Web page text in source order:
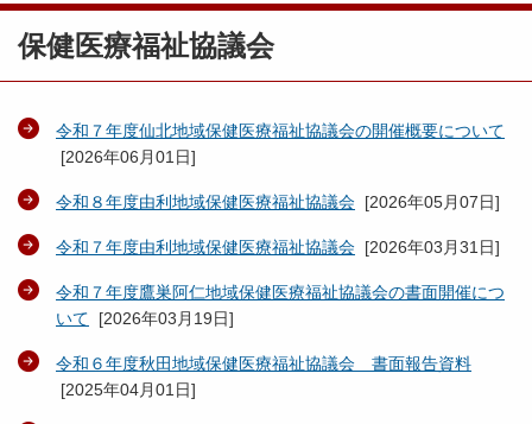
保健医療福祉協議会
令和７年度仙北地域保健医療福祉協議会の開催概要について
[2026年06月01日]
令和８年度由利地域保健医療福祉協議会 [2026年05月07日]
令和７年度由利地域保健医療福祉協議会 [2026年03月31日]
令和７年度鷹巣阿仁地域保健医療福祉協議会の書面開催につ
いて [2026年03月19日]
令和６年度秋田地域保健医療福祉協議会 書面報告資料
[2025年04月01日]